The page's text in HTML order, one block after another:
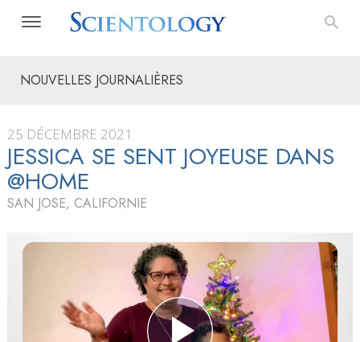
NOUVELLES JOURNALIÈRES
25 DÉCEMBRE 2021
JESSICA SE SENT JOYEUSE DANS
@HOME
SAN JOSE, CALIFORNIE